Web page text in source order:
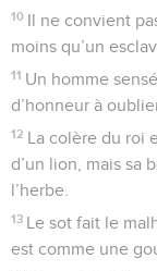
10 Il ne convient
moins qu’un
11 Un homme
d’honneur à
12 La colère du roi
d’un lion, mais sa
l’herbe.
13 Le sot fait le
est comme une